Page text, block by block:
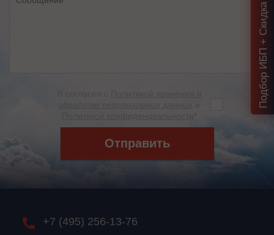
Отправить
+7 (495) 256-13-76
Подбор ИБП + Скидка = 1 мин!